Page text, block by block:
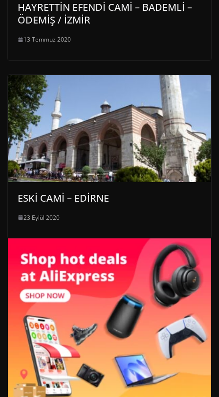
HAYRETTİN EFENDİ CAMİ – BADEMLİ –
ÖDEMİŞ / İZMİR
13 Temmuz 2020
ESKİ CAMİ – EDİRNE
23 Eylül 2020